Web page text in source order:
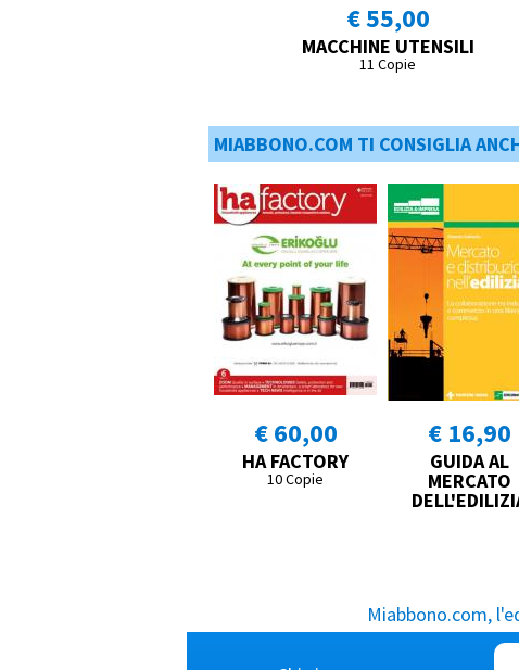
€ 55,00
MACCHINE UTENSILI
11 Copie
MIABBONO.COM TI CONSIGLIA
€ 60,00
HA FACTORY
10 Copie
€ 16,90
GUIDA AL
MERCATO
Miabbono.com,